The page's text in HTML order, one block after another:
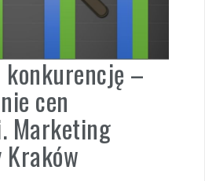
konkurencję –
cen
Marketing